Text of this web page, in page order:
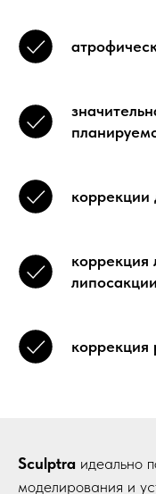
коррекции
коррекция
липосакции
коррекция
Sculptra идеально
моделирования и